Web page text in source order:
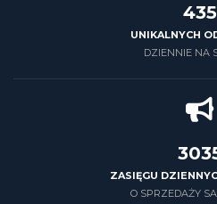
500
UNIKALNYCH
DZIENNIE NA
ZASIĘGU
O SPRZEDAŻY